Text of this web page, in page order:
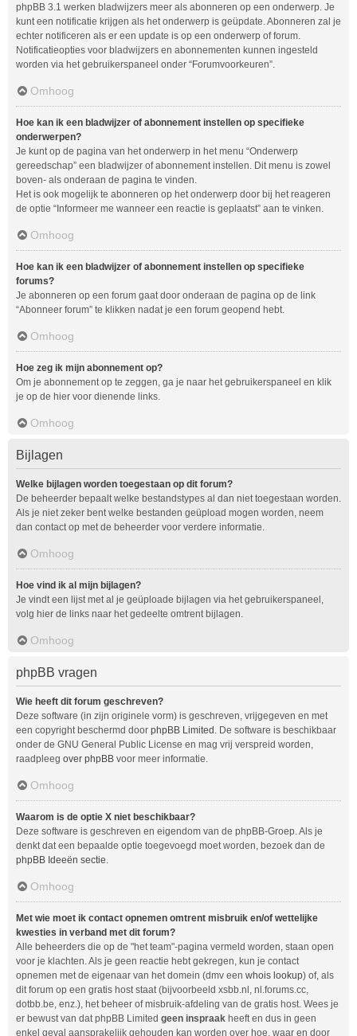
phpBB 3.1 werken bladwijzers meer als abonneren op een onderwerp. Je
kunt een notificatie krijgen als het onderwerp is geüpdate. Abonneren zal je
echter notificeren als er een update is op een onderwerp of forum.
Notificatieopties voor bladwijzers en abonnementen kunnen ingesteld
worden via het gebruikerspaneel onder “Forumvoorkeuren”.
Omhoog
Hoe kan ik een bladwijzer of abonnement instellen op specifieke
onderwerpen?
Je kunt op de pagina van het onderwerp in het menu “Onderwerp
gereedschap” een bladwijzer of abonnement instellen. Dit menu is zowel
boven- als onderaan de pagina te vinden.
Het is ook mogelijk te abonneren op het onderwerp door bij het reageren
de optie “Informeer me wanneer een reactie is geplaatst” aan te vinken.
Omhoog
Hoe kan ik een bladwijzer of abonnement instellen op specifieke
forums?
Je abonneren op een forum gaat door onderaan de pagina op de link
“Abonneer forum” te klikken nadat je een forum geopend hebt.
Omhoog
Hoe zeg ik mijn abonnement op?
Om je abonnement op te zeggen, ga je naar het gebruikerspaneel en klik
je op de hier voor dienende links.
Omhoog
Bijlagen
Welke bijlagen worden toegestaan op dit forum?
De beheerder bepaalt welke bestandstypes al dan niet toegestaan worden.
Als je niet zeker bent welke bestanden geüpload mogen worden, neem
dan contact op met de beheerder voor verdere informatie.
Omhoog
Hoe vind ik al mijn bijlagen?
Je vindt een lijst met al je geüploade bijlagen via het gebruikerspaneel,
volg hier de links naar het gedeelte omtrent bijlagen.
Omhoog
phpBB vragen
Wie heeft dit forum geschreven?
Deze software (in zijn originele vorm) is geschreven, vrijgegeven en met
een copyright beschermd door phpBB Limited . De software is beschikbaar
onder de GNU General Public License en mag vrij verspreid worden,
raadpleeg over phpBB voor meer informatie.
Omhoog
Waarom is de optie X niet beschikbaar?
Deze software is geschreven en eigendom van de phpBB-Groep. Als je
denkt dat een bepaalde optie toegevoegd moet worden, bezoek dan de
phpBB Ideeën sectie.
Omhoog
Met wie moet ik contact opnemen omtrent misbruik en/of wettelijke
kwesties in verband met dit forum?
Alle beheerders die op de "het team"-pagina vermeld worden, staan open
voor je klachten. Als je geen reactie hebt gekregen, kun je contact
opnemen met de eigenaar van het domein (dmv een whois lookup) of, als
dit forum op een gratis host staat (bijvoorbeeld xsbb.nl, nl.forums.cc,
dotbb.be, enz.), het beheer of misbruik-afdeling van de gratis host. Wees je
er bewust van dat phpBB Limited geen inspraak heeft en dus in geen
enkel geval aansprakelijk gehouden kan worden over hoe, waar en door